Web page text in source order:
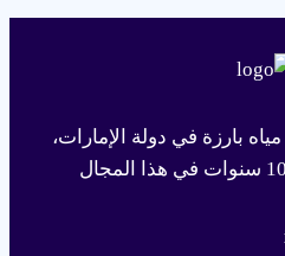
بارزة في دولة الإمارات،